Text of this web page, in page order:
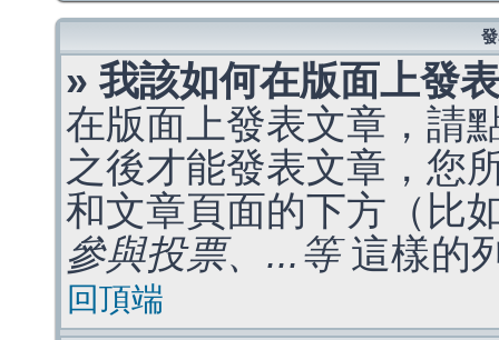
» 我該如何在版面上發
在版面上發表文章，請
之後才能發表文章，您
和文章頁面的下方（比
參與投票、...等這樣的
回頂端